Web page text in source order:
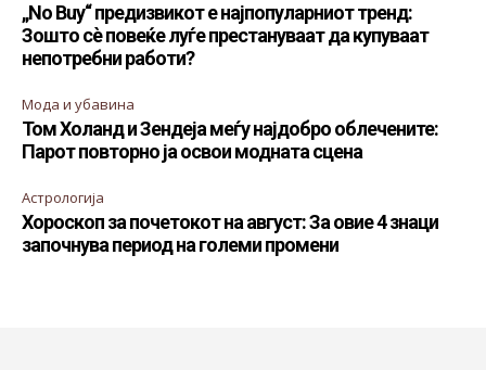
„No Buy“ предизвикот е најпопуларниот тренд:
Зошто сè повеќе луѓе престануваат да купуваат
непотребни работи?
Мода и убавина
Том Холанд и Зендеја меѓу најдобро облечените:
Парот повторно ја освои модната сцена
Астрологија
Хороскоп за почетокот на август: За овие 4 знаци
започнува период на големи промени